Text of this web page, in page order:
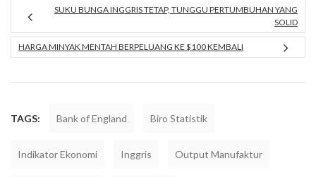
SUKU BUNGA INGGRIS TETAP, TUNGGU PERTUMBUHAN YANG
SOLID
HARGA MINYAK MENTAH BERPELUANG KE $100 KEMBALI
TAGS: Bank of England Biro Statistik
Indikator Ekonomi Inggris Output Manufaktur